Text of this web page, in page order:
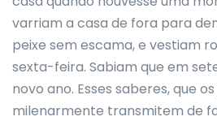
varriam a casa de fora para
peixe sem escama, e vestiam
sexta-feira. Sabiam que em
novo ano. Esses saberes, que
milenarmente transmitem de